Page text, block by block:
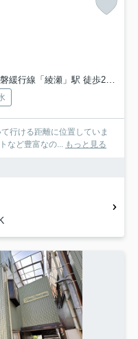
緩行線「綾瀬」駅 徒歩27分
行ける距離に位置していま
など豊富なの... もっと見る